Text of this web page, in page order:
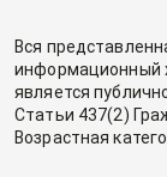
Вся
информационный
является
Статьи 437(2)
Возрастная